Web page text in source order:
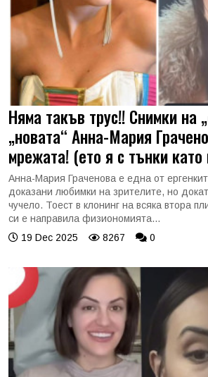
Няма такъв трус!! Снимки на
„новата“ Анна-Мария
мрежата! (ето я с тънки
Анна-Мария Граченова е една от
доказани любимки на зрителите, но
чучело. Тоест в клонинг на всяка втора
си е направила физиономията...
19 Dec 2025
8267 0